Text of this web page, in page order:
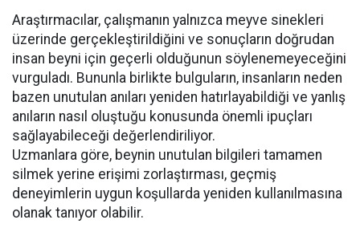
Araştırmacılar, çalışmanın yalnızca meyve sinekleri
üzerinde gerçekleştirildiğini ve sonuçların doğrudan
insan beyni için geçerli olduğunun söylenemeyeceğini
vurguladı. Bununla birlikte bulguların, insanların neden
bazen unutulan anıları yeniden hatırlayabildiği ve yanlış
anıların nasıl oluştuğu konusunda önemli ipuçları
sağlayabileceği değerlendiriliyor.
Uzmanlara göre, beynin unutulan bilgileri tamamen
silmek yerine erişimi zorlaştırması, geçmiş
deneyimlerin uygun koşullarda yeniden kullanılmasına
olanak tanıyor olabilir.